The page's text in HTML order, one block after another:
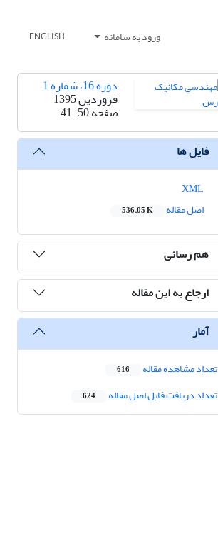
ورود به سامانه ENGLISH
دوره 16، شماره 1
فروردین 1395
صفحه41-50
فایل ها
اصل مقاله
536.05 K
هم رسانی
ارجاع به این مقاله
آمار
تعداد مشاهده مقاله 616
تعداد دریافت فایل اصل مقاله 624